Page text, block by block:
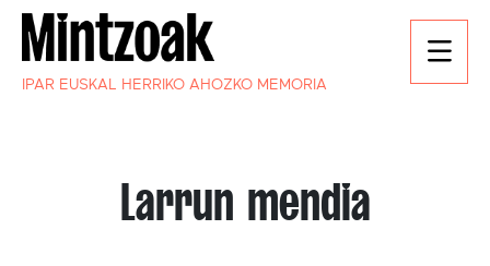
IPAR EUSKAL HERRIKO AHOZKO MEMORIA
Larrun mendia